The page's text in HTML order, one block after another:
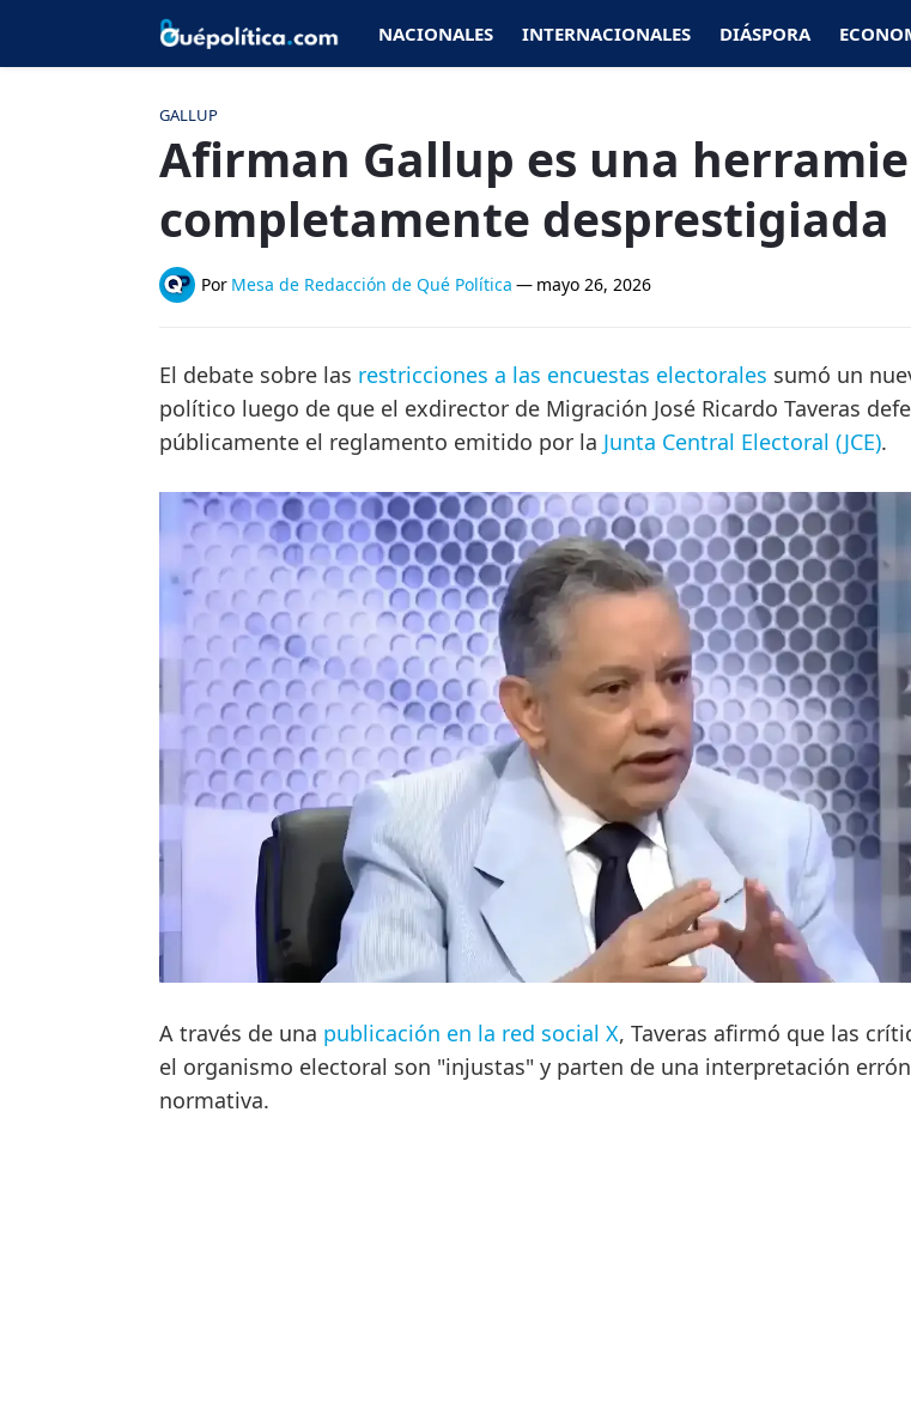
NACIONALES INTERNACIONALES DIÁSPORA
GALLUP
Afirman Gallup es una
completamente desprestigiada
Por Mesa de Redacción de Qué Política — mayo 26, 2026
El debate sobre las restricciones a las encuestas electorales sumó un
político luego de que el exdirector de Migración José Ricardo Taveras
públicamente el reglamento emitido por la Junta Central Electoral (JCE).
A través de una publicación en la red social X, Taveras afirmó que las
el organismo electoral son "injustas" y parten de una interpretación
normativa.